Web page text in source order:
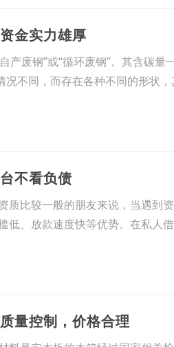
金实力雄厚
废钢”或“循环废钢”。其含碳量
不同，而存在各种不同的形状，
不看负债
比较一般的朋友来说，当遇到
、放款速度快等优势。在私人
量控制，价格合理